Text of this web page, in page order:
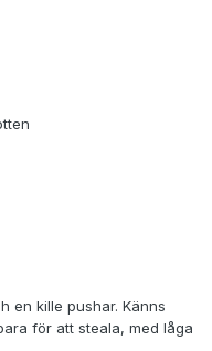
en kille pushar. Känns
för att steala, med låga